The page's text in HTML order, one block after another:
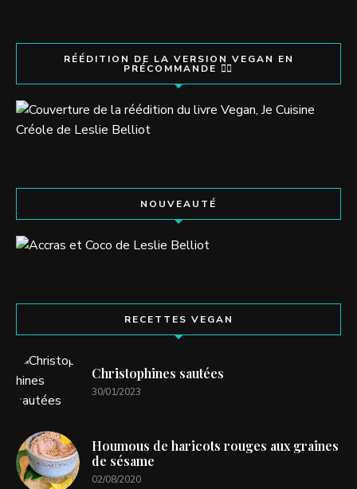
RÉÉDITION DE LA VERSION VEGAN EN
PRÉCOMMANDE 👇🏽
NOUVEAUTÉ
RECETTES VEGAN
Christophines sautées
30/01/2023
Houmous de haricots rouges aux graines
de sésame
02/08/2020